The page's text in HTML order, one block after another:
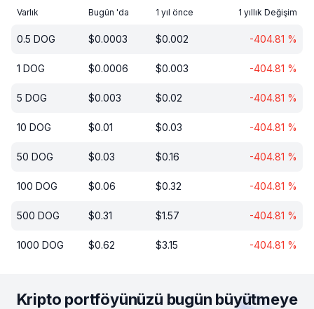
Varlık Bugün 'da 1 yıl önce 1 yıllık Değişim
0.5 DOG $0.0003 $0.002 -404.81 %
1 DOG $0.0006 $0.003 -404.81 %
5 DOG $0.003 $0.02 -404.81 %
10 DOG $0.01 $0.03 -404.81 %
50 DOG $0.03 $0.16 -404.81 %
100 DOG $0.06 $0.32 -404.81 %
500 DOG $0.31 $1.57 -404.81 %
1000 DOG $0.62 $3.15 -404.81 %
Kripto portföyünüzü bugün büyütmeye